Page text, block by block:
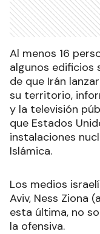
Al menos 16
algunos edificios
de que Irán
su territorio,
y la televisión
que Estados
instalaciones
Islámica.
Los medios
Aviv, Ness Ziona
esta última, no
la ofensiva.